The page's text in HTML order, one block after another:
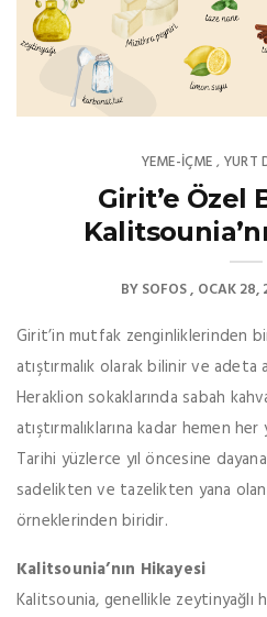
YEME-İÇME , YURT
Girit’e Özel
BYSOFOS OCAK 28,
Girit’in mutfak zenginliklerinden
atıştırmalık olarak bilinir ve adeta
Heraklion sokaklarında sabah
atıştırmalıklarına kadar hemen her
Tarihi yüzlerce yıl öncesine
sadelikten ve tazelikten yana olan
örneklerinden biridir.
Kalitsounia’nın Hikayesi
Kalitsounia, genellikle zeytinyağlı